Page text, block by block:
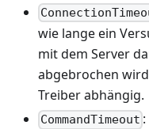
wie lange ein
mit dem Server
abgebrochen
Treiber abhängig.
CommandTimeout